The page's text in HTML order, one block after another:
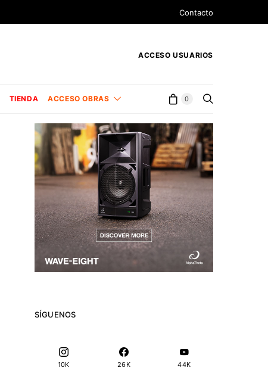
Contacto
ACCESO USUARIOS
TIENDA ACCESO OBRAS 0
SÍGUENOS
10K 26K 44K